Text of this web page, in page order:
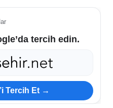
tercih edin.
Tercih Et →